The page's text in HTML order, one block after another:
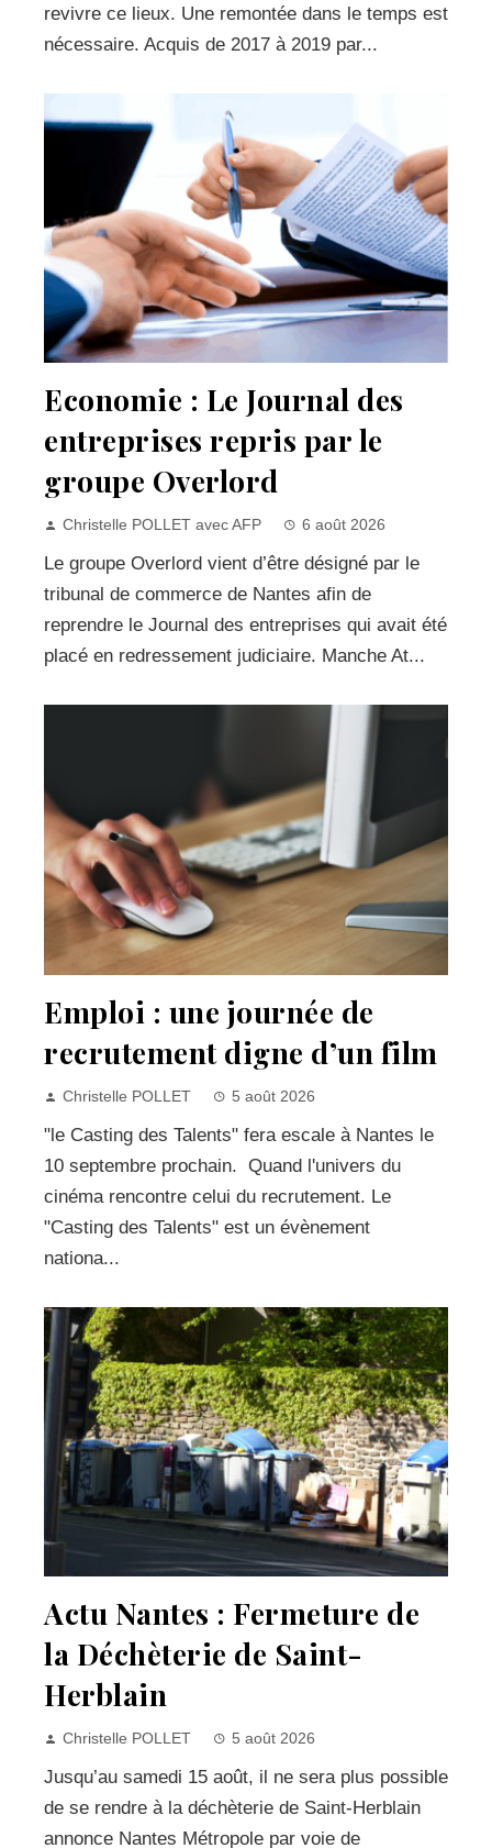
revivre ce lieux. Une remontée dans le temps est
nécessaire. Acquis de 2017 à 2019 par...
Economie : Le Journal des
entreprises repris par le
groupe Overlord
Christelle POLLET avec AFP 6 août 2026
Le groupe Overlord vient d’être désigné par le
tribunal de commerce de Nantes afin de
reprendre le Journal des entreprises qui avait été
placé en redressement judiciaire. Manche At...
Emploi : une journée de
recrutement digne d’un film
Christelle POLLET 5 août 2026
"le Casting des Talents" fera escale à Nantes le
10 septembre prochain. Quand l'univers du
cinéma rencontre celui du recrutement. Le
"Casting des Talents" est un évènement
nationa...
Actu Nantes : Fermeture de
la Déchèterie de Saint-
Herblain
Christelle POLLET 5 août 2026
Jusqu’au samedi 15 août, il ne sera plus possible
de se rendre à la déchèterie de Saint-Herblain
annonce Nantes Métropole par voie de